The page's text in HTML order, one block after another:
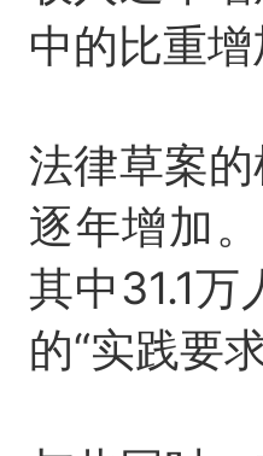
中的比重
法律草案
逐年增加
其中31.1
的“实践要